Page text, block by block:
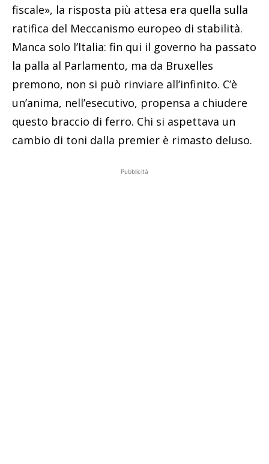
fiscale», la risposta più attesa era quella sulla
ratifica del Meccanismo europeo di stabilità.
Manca solo l’Italia: fin qui il governo ha passato
la palla al Parlamento, ma da Bruxelles
premono, non si può rinviare all’infinito. C’è
un’anima, nell’esecutivo, propensa a chiudere
questo braccio di ferro. Chi si aspettava un
cambio di toni dalla premier è rimasto deluso.
Pubblicità